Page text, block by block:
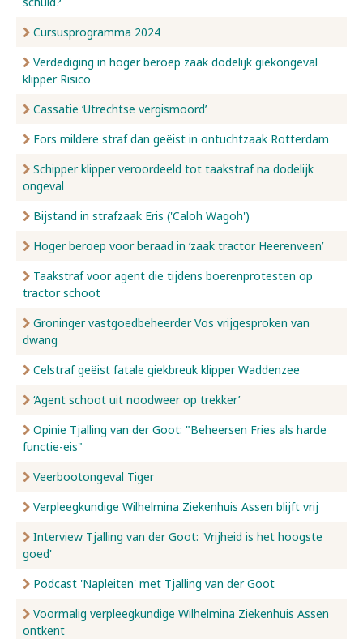
Cursusprogramma 2024
Verdediging in hoger beroep zaak dodelijk giekongeval
klipper Risico
Cassatie ‘Utrechtse vergismoord’
Fors mildere straf dan geëist in ontuchtzaak Rotterdam
Schipper klipper veroordeeld tot taakstraf na dodelijk
ongeval
Bijstand in strafzaak Eris ('Caloh Wagoh')
Hoger beroep voor beraad in ‘zaak tractor Heerenveen’
Taakstraf voor agent die tijdens boerenprotesten op
tractor schoot
Groninger vastgoedbeheerder Vos vrijgesproken van
dwang
Celstraf geëist fatale giekbreuk klipper Waddenzee
‘Agent schoot uit noodweer op trekker’
Opinie Tjalling van der Goot: "Beheersen Fries als harde
functie-eis"
Veerbootongeval Tiger
Verpleegkundige Wilhelmina Ziekenhuis Assen blijft vrij
Interview Tjalling van der Goot: 'Vrijheid is het hoogste
goed'
Podcast 'Napleiten' met Tjalling van der Goot
Voormalig verpleegkundige Wilhelmina Ziekenhuis Assen
ontkent